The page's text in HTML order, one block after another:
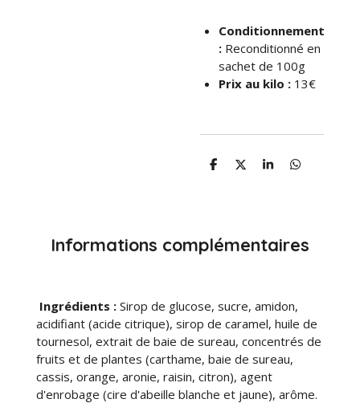
Conditionnement
: Reconditionné en
sachet de 100g
Prix au kilo : 13€
P
e
r
P
e
r
P
e
r
P
e
r
Informations complémentaires
Ingrédients :Sirop de glucose, sucre, amidon,
acidifiant (acide citrique), sirop de caramel, huile de
tournesol, extrait de baie de sureau, concentrés de
fruits et de plantes (carthame, baie de sureau,
cassis, orange, aronie, raisin, citron), agent
d'enrobage (cire d'abeille blanche et jaune), arôme.